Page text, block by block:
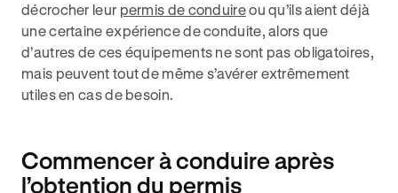
décrocher leur permis de conduireou qu’ils aient déjà
une certaine expérience de conduite, alors que
d’autres de ces équipements ne sont pas obligatoires,
mais peuvent tout de même s’avérer extrêmement
utiles en cas de besoin.
Commencer à conduire après
l’obtention du permis